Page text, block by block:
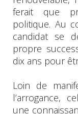
ferait que
politique. Au
candidat se
propre
dix ans pour
Loin de
l’arrogance,
une